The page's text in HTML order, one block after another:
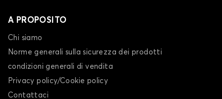
A PROPOSITO
Chi siamo
Norme generali sulla sicurezza dei prodotti
condizioni generali di vendita
Privacy policy/Cookie policy
Contattaci